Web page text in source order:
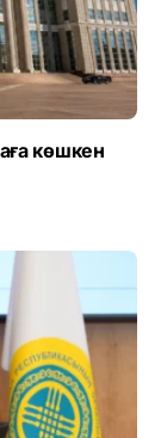
көшкен